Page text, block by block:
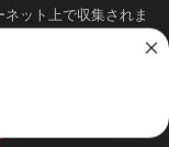
ット上で収集されま
いないか、責任を負いま
じて、すぐに検討して削